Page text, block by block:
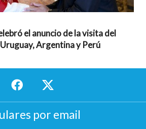
el anuncio de la visita del
Argentina y Perú
por email